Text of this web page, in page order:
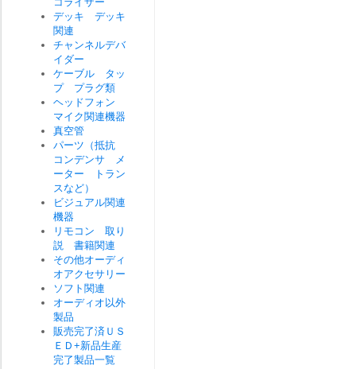
デッキ デッキ
関連
チャンネルデバ
イダー
ケーブル タッ
プ プラグ類
ヘッドフォン
マイク関連機器
真空管
パーツ（抵抗
コンデンサ メ
ーター トラン
スなど）
ビジュアル関連
機器
リモコン 取り
説 書籍関連
その他オーディ
オアクセサリー
ソフト関連
オーディオ以外
製品
販売完了済ＵＳ
ＥＤ+新品生産
完了製品一覧